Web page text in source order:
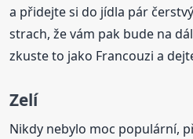
a přidejte si do jídla pár
strach, že vám pak bude na
zkuste to jako Francouzi a
Zelí
Nikdy nebylo moc populární,